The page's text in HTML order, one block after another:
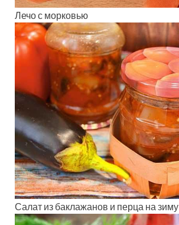
Лечо с морковью
Салат из баклажанов и перца на зиму